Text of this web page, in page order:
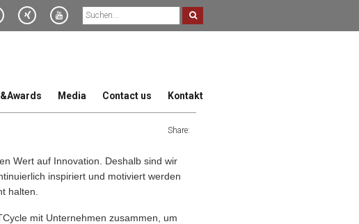
Media Contact us Kontakt
Share:
Wert auf Innovation. Deshalb sind wir
inspiriert und motiviert werden
halten.
mit Unternehmen zusammen, um